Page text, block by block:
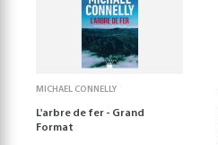
MICHAEL CONNELLY
L'arbre de fer - Grand
Format